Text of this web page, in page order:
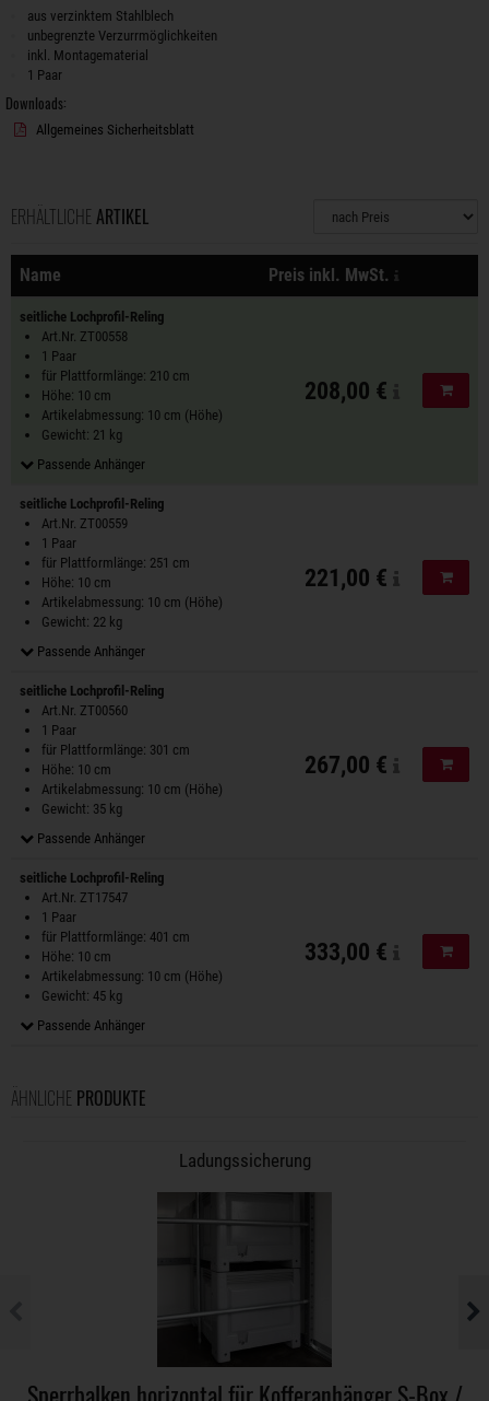
aus verzinktem Stahlblech
unbegrenzte Verzurrmöglichkeiten
inkl. Montagematerial
1 Paar
Downloads:
Allgemeines Sicherheitsblatt
ERHÄLTLICHE ARTIKEL
Sortierung
Name Preis inkl. MwSt.
Aktionen
seitliche Lochprofil-Reling
Art.Nr. ZT00558
1 Paar
für Plattformlänge: 210 cm
Höhe: 10 cm
Artikelabmessung: 10 cm (Höhe)
Gewicht: 21 kg
Passende Anhänger
208,00 €
seitliche Lochprofil-Reling
Art.Nr. ZT00559
1 Paar
für Plattformlänge: 251 cm
Höhe: 10 cm
Artikelabmessung: 10 cm (Höhe)
Gewicht: 22 kg
Passende Anhänger
221,00 €
seitliche Lochprofil-Reling
Art.Nr. ZT00560
1 Paar
für Plattformlänge: 301 cm
Höhe: 10 cm
Artikelabmessung: 10 cm (Höhe)
Gewicht: 35 kg
Passende Anhänger
267,00 €
seitliche Lochprofil-Reling
Art.Nr. ZT17547
1 Paar
für Plattformlänge: 401 cm
Höhe: 10 cm
Artikelabmessung: 10 cm (Höhe)
Gewicht: 45 kg
Passende Anhänger
333,00 €
ÄHNLICHE PRODUKTE
Ladungssicherung
Sperrbalken horizontal für Kofferanhänger S-Box /